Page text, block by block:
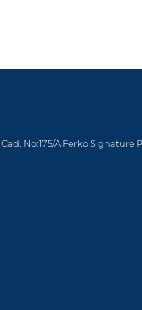
No:175/A Ferko Signature